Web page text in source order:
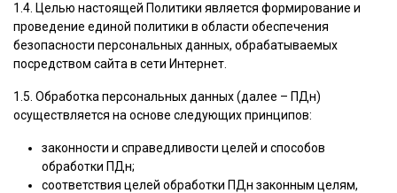
1.4. Целью настоящей Политики является формирование и
проведение единой политики в области обеспечения
безопасности персональных данных, обрабатываемых
посредством сайта в сети Интернет.
1.5. Обработка персональных данных (далее – ПДн)
осуществляется на основе следующих принципов:
законности и справедливости целей и способов
обработки ПДн;
соответствия целей обработки ПДн законным целям,